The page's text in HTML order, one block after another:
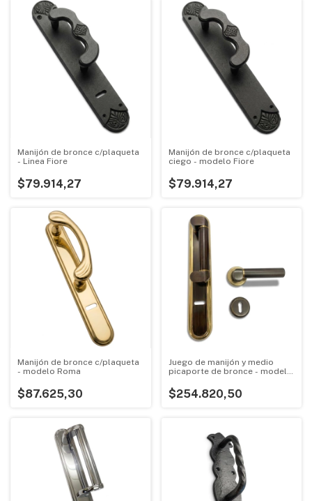
Manijón de bronce c/plaqueta
- Linea Fiore
$79.914,27
Manijón de bronce c/plaqueta
ciego - modelo Fiore
$79.914,27
Manijón de bronce c/plaqueta
- modelo Roma
$87.625,30
Juego de manijón y medio
picaporte de bronce - modelo
$254.820,50